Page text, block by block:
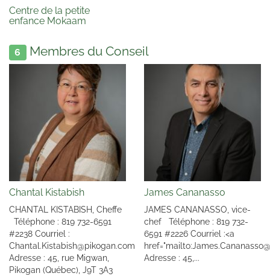
Centre de la petite
enfance Mokaam
6 Membres du Conseil
Chantal Kistabish
CHANTAL KISTABISH, Cheffe
Téléphone : 819 732-6591
#2238 Courriel :
Chantal.Kistabish@pikogan.com
Adresse : 45, rue Migwan,
Pikogan (Québec), J9T 3A3
James Cananasso
JAMES CANANASSO, vice-
chef Téléphone : 819 732-
6591 #2226 Courriel :<a
Adresse : 45,...